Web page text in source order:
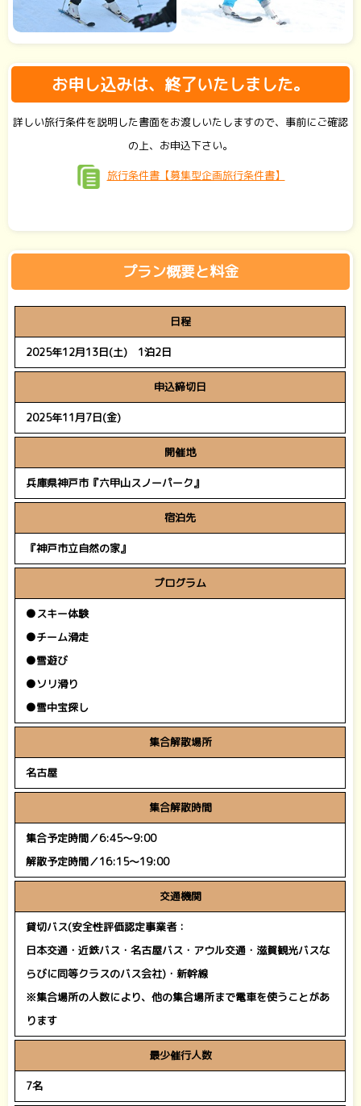
お申し込みは、終了いたしました。
詳しい旅行条件を説明した書面をお渡しいたしますので、事前にご確認
の上、お申込下さい。
旅行条件書【募集型企画旅行条件書】
プラン概要と料金
日程
2025年12月13日(土) 1泊2日
申込締切日
2025年11月7日(金)
開催地
兵庫県神戸市『六甲山スノーパーク』
宿泊先
『神戸市立自然の家』
プログラム
●スキー体験
●チーム滑走
●雪遊び
●ソリ滑り
●雪中宝探し
集合解散場所
名古屋
集合解散時間
集合予定時間／6:45～9:00
解散予定時間／16:15～19:00
交通機関
貸切バス(安全性評価認定事業者：
日本交通・近鉄バス・名古屋バス・アウル交通・滋賀観光バスな
らびに同等クラスのバス会社)・新幹線
※集合場所の人数により、他の集合場所まで電車を使うことがあ
ります
最少催行人数
7名